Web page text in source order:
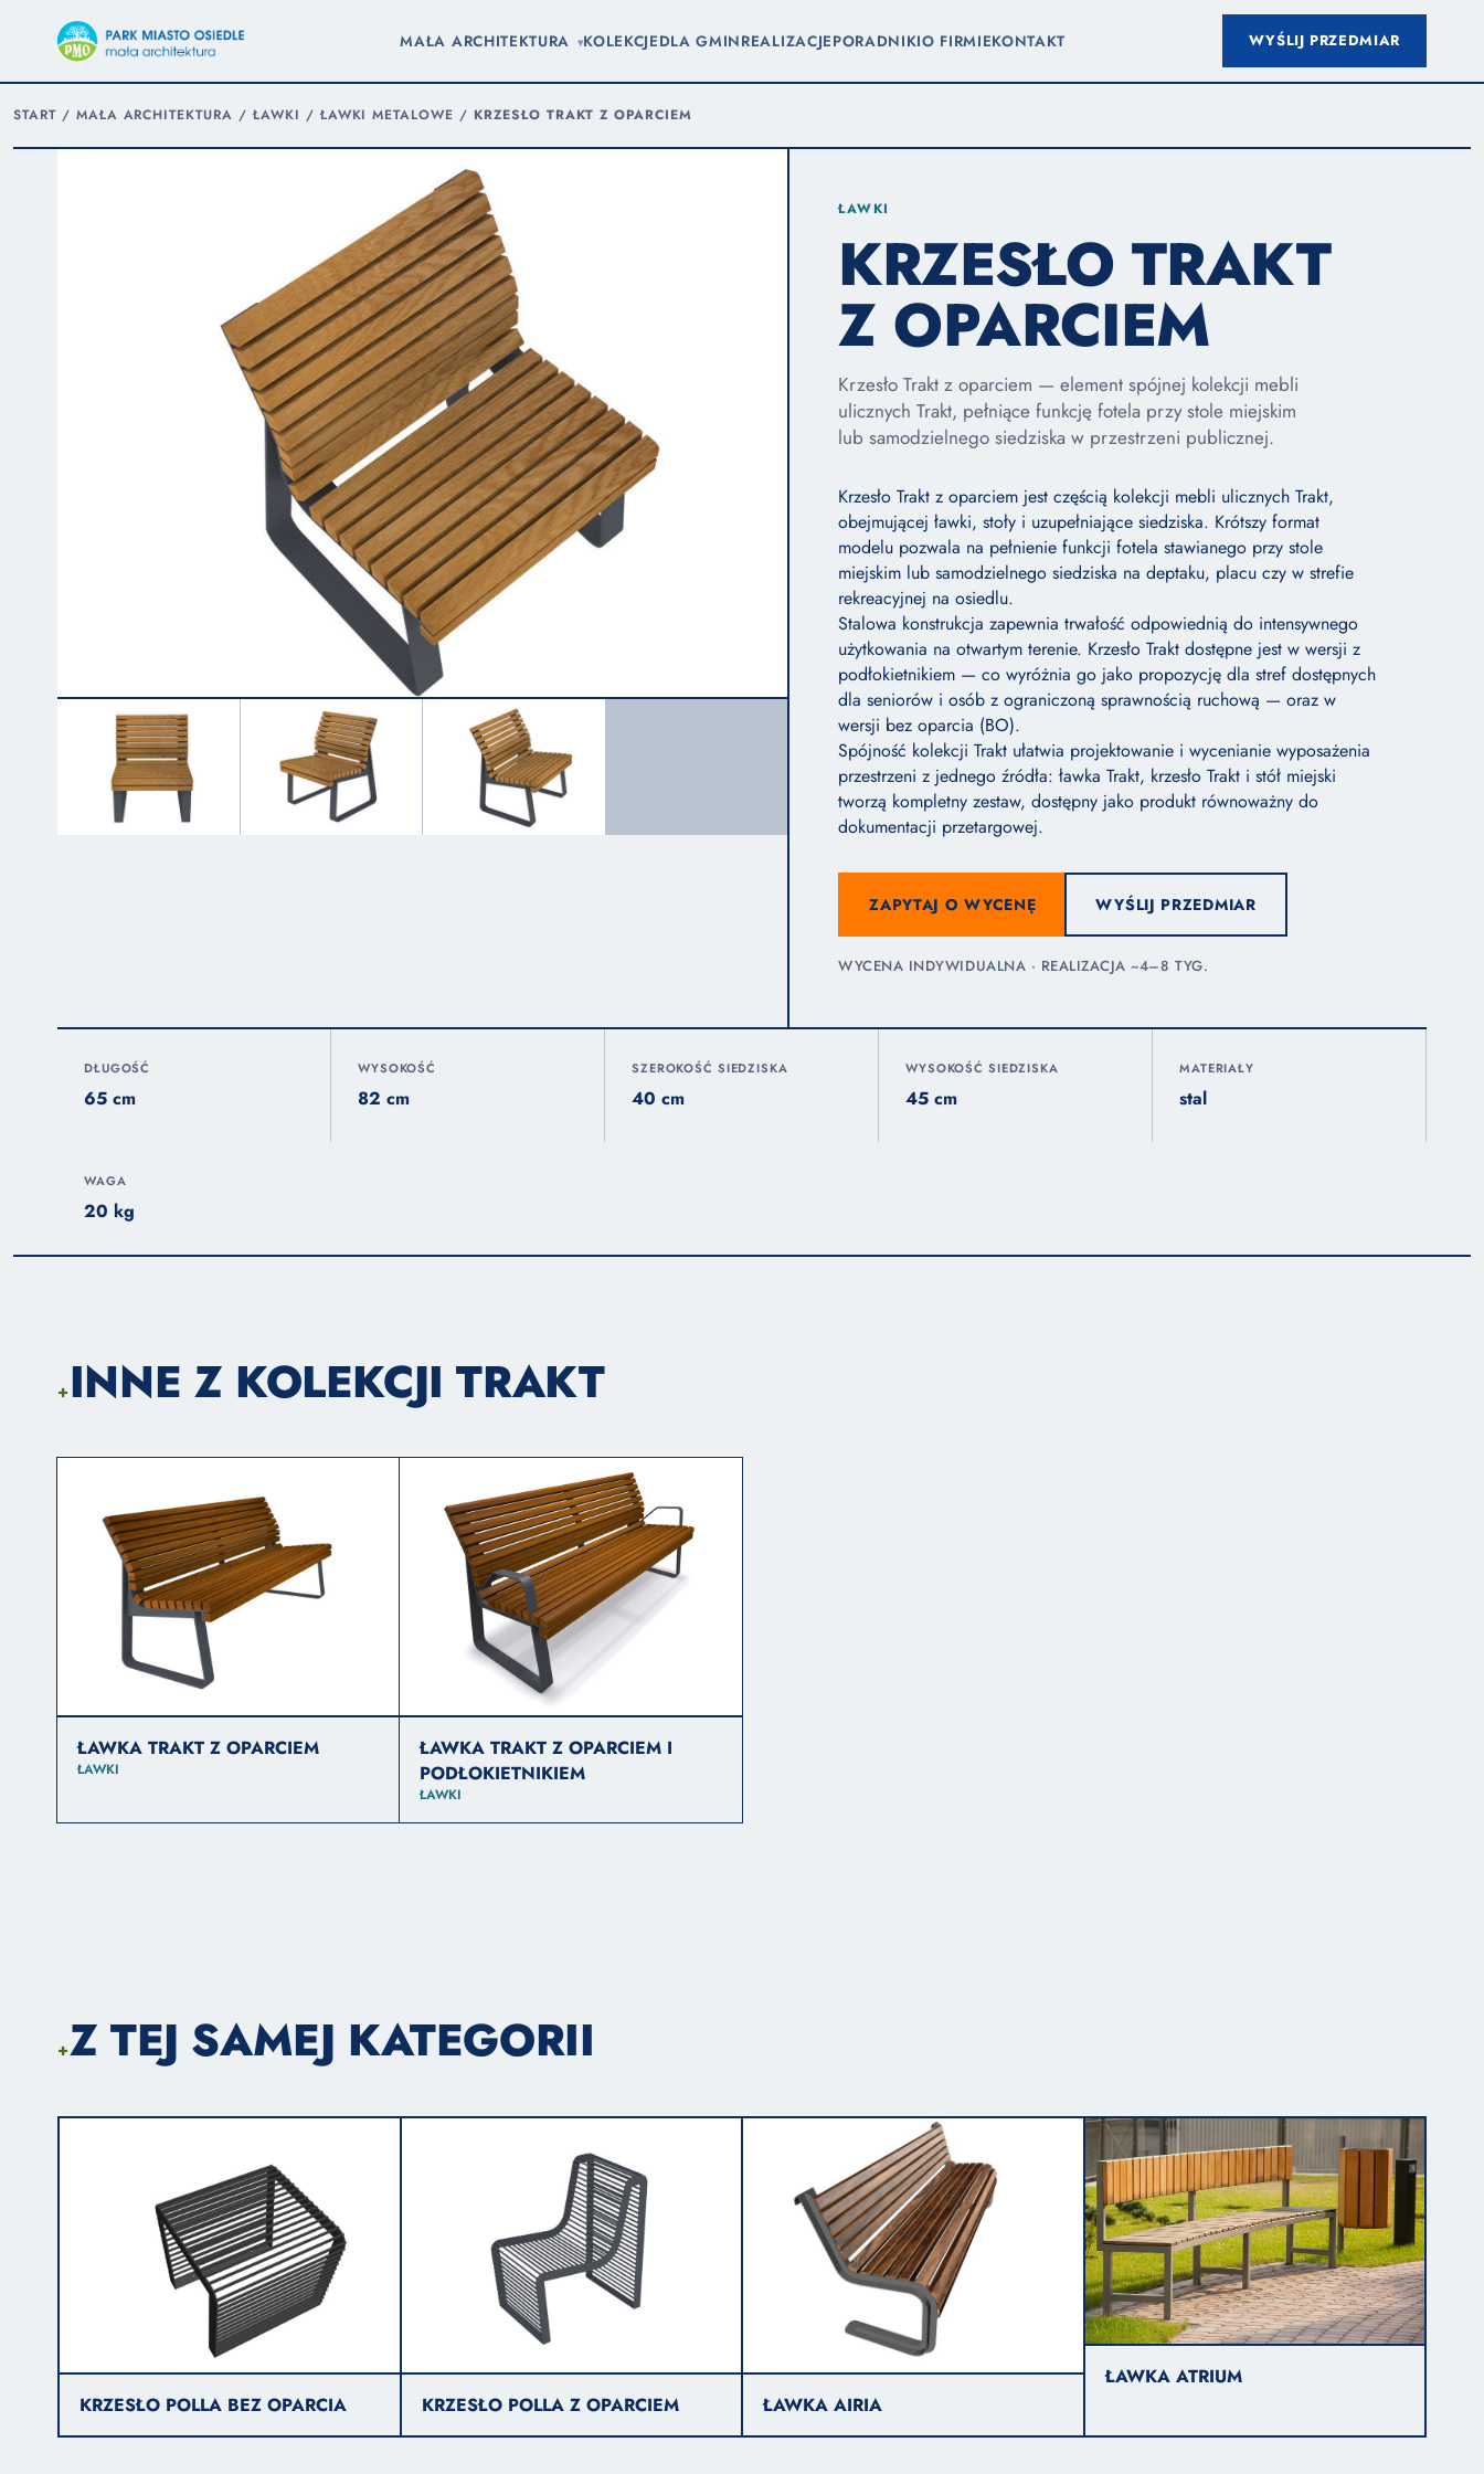
MAŁA ARCHITEKTURA ▾KOLEKCJEDLA GMINREALIZACJEPORADNIKIO FIRMIEKONTAKT WYŚLIJ PRZEDMIAR
START/ MAŁA ARCHITEKTURA / ŁAWKI / ŁAWKI METALOWE / KRZESŁO TRAKT Z OPARCIEM
ŁAWKI
KRZESŁO TRAKT
Z OPARCIEM
Krzesło Trakt z oparciem — element spójnej kolekcji mebli
ulicznych Trakt, pełniące funkcję fotela przy stole miejskim
lub samodzielnego siedziska w przestrzeni publicznej.
Krzesło Trakt z oparciem jest częścią kolekcji mebli ulicznych Trakt,
obejmującej ławki, stoły i uzupełniające siedziska. Krótszy format
modelu pozwala na pełnienie funkcji fotela stawianego przy stole
miejskim lub samodzielnego siedziska na deptaku, placu czy w strefie
rekreacyjnej na osiedlu.
Stalowa konstrukcja zapewnia trwałość odpowiednią do intensywnego
użytkowania na otwartym terenie. Krzesło Trakt dostępne jest w wersji z
podłokietnikiem — co wyróżnia go jako propozycję dla stref dostępnych
dla seniorów i osób z ograniczoną sprawnością ruchową — oraz w
wersji bez oparcia (BO).
Spójność kolekcji Trakt ułatwia projektowanie i wycenianie wyposażenia
przestrzeni z jednego źródła: ławka Trakt, krzesło Trakt i stół miejski
tworzą kompletny zestaw, dostępny jako produkt równoważny do
dokumentacji przetargowej.
ZAPYTAJ O WYCENĘ WYŚLIJ PRZEDMIAR
WYCENA INDYWIDUALNA · REALIZACJA ~4–8 TYG.
DŁUGOŚĆ
65 cm
WYSOKOŚĆ
82 cm
SZEROKOŚĆ SIEDZISKA
40 cm
WYSOKOŚĆ SIEDZISKA
45 cm
MATERIAŁY
stal
WAGA
20 kg
+INNE Z KOLEKCJI TRAKT
ŁAWKA TRAKT Z OPARCIEM
ŁAWKI
ŁAWKA TRAKT Z OPARCIEM I
PODŁOKIETNIKIEM
ŁAWKI
+Z TEJ SAMEJ KATEGORII
KRZESŁO POLLA BEZ OPARCIA KRZESŁO POLLA Z OPARCIEM ŁAWKA AIRIA
ŁAWKA ATRIUM